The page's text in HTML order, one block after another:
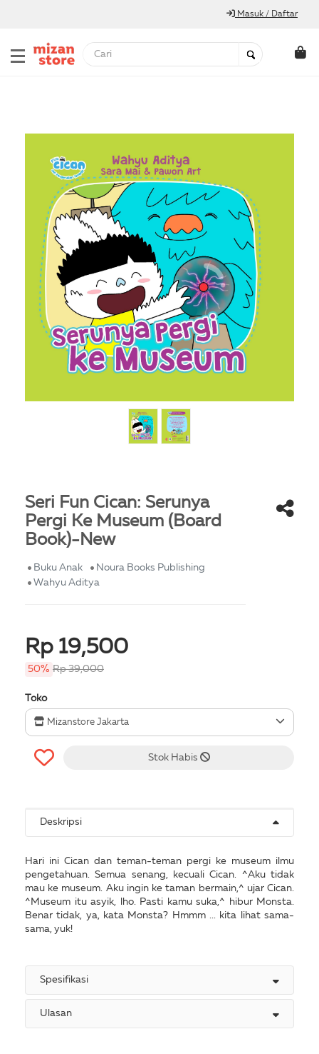
Masuk / Daftar
Seri Fun Cican: Serunya
Pergi Ke Museum (Board
Book)-New
Buku Anak
Noura Books Publishing
Wahyu Aditya
Rp 19,500
50% Rp 39,000
Toko
Mizanstore Jakarta
Stok Habis
Deskripsi
Hari ini Cican dan teman-teman pergi ke museum ilmu
pengetahuan. Semua senang, kecuali Cican. ^Aku tidak
mau ke museum. Aku ingin ke taman bermain,^ ujar Cican.
^Museum itu asyik, lho. Pasti kamu suka,^ hibur Monsta.
Benar tidak, ya, kata Monsta? Hmmm ... kita lihat sama-
sama, yuk!
Spesifikasi
Ulasan